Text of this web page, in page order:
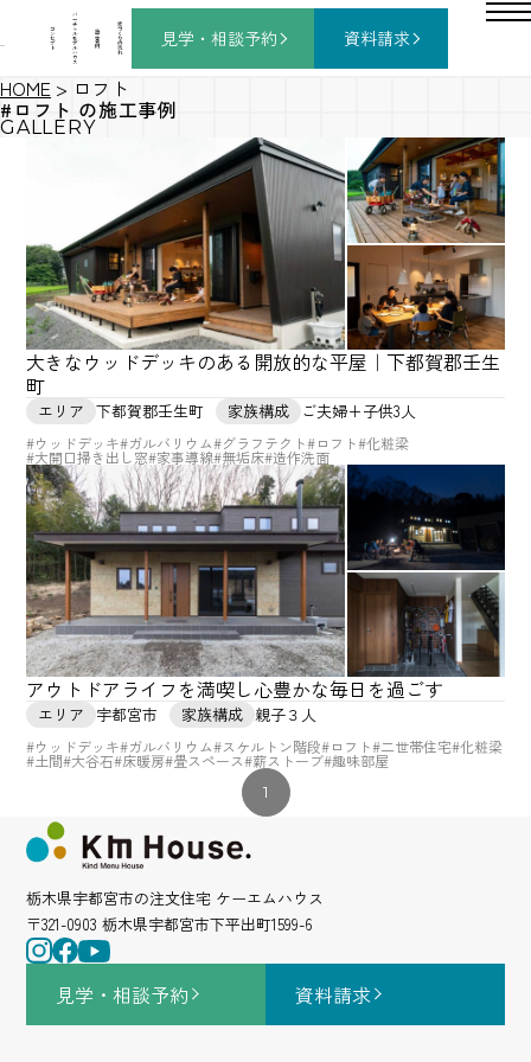
コ
ン
セ
プ
ト
バ
ー
チ
ャ
ル
モ
デ
ル
ハ
ウ
ス
施
工
事
例
家
づ
く
り
の
流
れ
見学・相談予約 資料請求
HOME > ロフト
#ロフト の施工事例
GALLERY
大きなウッドデッキのある開放的な平屋｜下都賀郡壬生
町
エリア 下都賀郡壬生町 家族構成 ご夫婦+子供3人
#ウッドデッキ#ガルバリウム#グラフテクト#ロフト#化粧梁
#大開口掃き出し窓#家事導線#無垢床#造作洗面
アウトドアライフを満喫し心豊かな毎日を過ごす
エリア 宇都宮市 家族構成 親子３人
#ウッドデッキ#ガルバリウム#スケルトン階段#ロフト#二世帯住宅#化粧梁
#土間#大谷石#床暖房#畳スペース#薪ストーブ#趣味部屋
1
栃木県宇都宮市の注文住宅 ケーエムハウス
〒321-0903 栃木県宇都宮市下平出町1599-6
見学・相談予約 資料請求